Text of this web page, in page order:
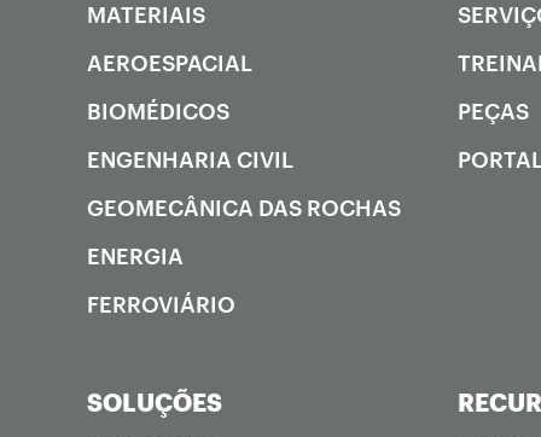
MATERIAIS
AEROESPACIAL
BIOMÉDICOS
ENGENHARIA CIVIL
GEOMECÂNICA DAS ROCHAS
ENERGIA
FERROVIÁRIO
PEÇAS
SOLUÇÕES